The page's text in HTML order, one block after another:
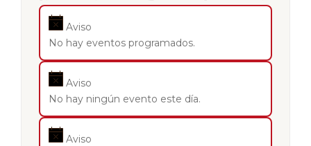
Aviso
No hay eventos programados.
Aviso
No hay ningún evento este día.
Aviso